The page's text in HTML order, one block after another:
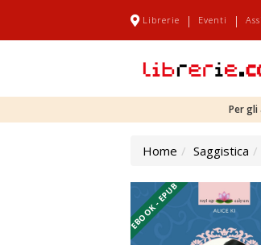
Librerie | Eventi |
Per gli
Home Saggistica
EBOOK - EPUB